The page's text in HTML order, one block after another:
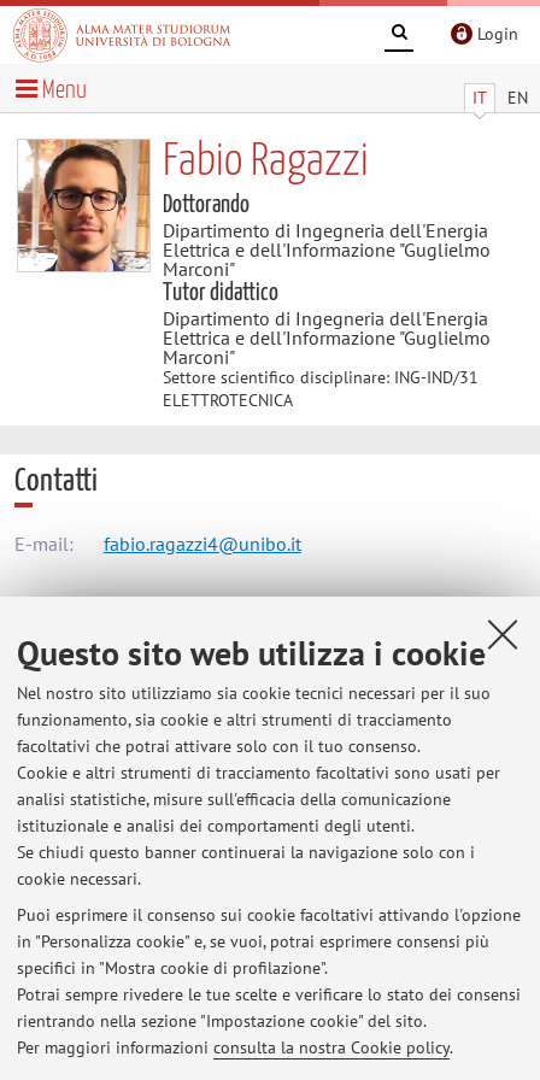
Questo sito web utilizza i cookie
Nel nostro sito utilizziamo sia cookie tecnici necessari per il suo
funzionamento, sia cookie e altri strumenti di tracciamento
facoltativi che potrai attivare solo con il tuo consenso.
Cookie e altri strumenti di tracciamento facoltativi sono usati per
analisi statistiche, misure sull'efficacia della comunicazione
istituzionale e analisi dei comportamenti degli utenti.
Se chiudi questo banner continuerai la navigazione solo con i
cookie necessari.
Puoi esprimere il consenso sui cookie facoltativi attivando l'opzione
in "Personalizza cookie" e, se vuoi, potrai esprimere consensi più
specifici in "Mostra cookie di profilazione".
Potrai sempre rivedere le tue scelte e verificare lo stato dei consensi
rientrando nella sezione "Impostazione cookie" del sito.
Per maggiori informazioni consulta la nostra Cookie policy.
Login
IT EN
Menu
Fabio Ragazzi
Dottorando
Dipartimento di Ingegneria dell'Energia
Elettrica e dell'Informazione "Guglielmo
Marconi"
Tutor didattico
Dipartimento di Ingegneria dell'Energia
Elettrica e dell'Informazione "Guglielmo
Marconi"
Settore scientifico disciplinare: ING-IND/31
ELETTROTECNICA
Contatti
E-mail: fabio.ragazzi4@unibo.it
Dipartimento di Ingegneria dell'Energia Elettrica e
dell'Informazione "Guglielmo Marconi"
Viale del Risorgimento 2, Bologna -Vai alla mappa
Risorse in rete
ORCID
Ultimi avvisi
Al momento non sono presenti avvisi.